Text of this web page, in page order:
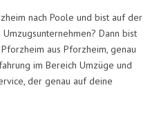
nach Poole und bist auf der
Dann bist
aus Pforzheim, genau
im Bereich Umzüge und
der genau auf deine